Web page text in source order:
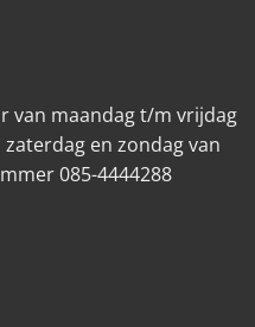
van maandag t/m vrijdag
en zondag van
085-4444288